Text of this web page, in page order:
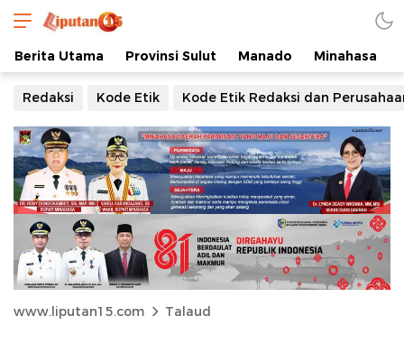
Berita Utama Provinsi Sulut Manado Minahasa
Redaksi Kode Etik Kode Etik Redaksi dan
www.liputan15.com Talaud